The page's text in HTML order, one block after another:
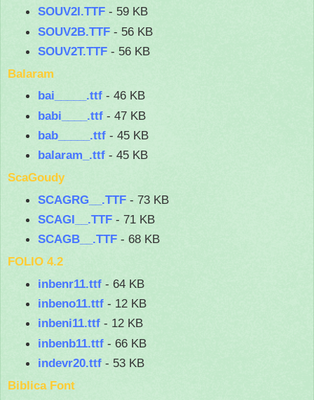
SOUV2I.TTF - 59 KB
SOUV2B.TTF - 56 KB
SOUV2T.TTF - 56 KB
Balaram
bai_____.ttf - 46 KB
babi____.ttf - 47 KB
bab_____.ttf - 45 KB
balaram_.ttf - 45 KB
ScaGoudy
SCAGRG__.TTF - 73 KB
SCAGI__.TTF - 71 KB
SCAGB__.TTF - 68 KB
FOLIO 4.2
inbenr11.ttf - 64 KB
inbeno11.ttf - 12 KB
inbeni11.ttf - 12 KB
inbenb11.ttf - 66 KB
indevr20.ttf - 53 KB
Biblica Font